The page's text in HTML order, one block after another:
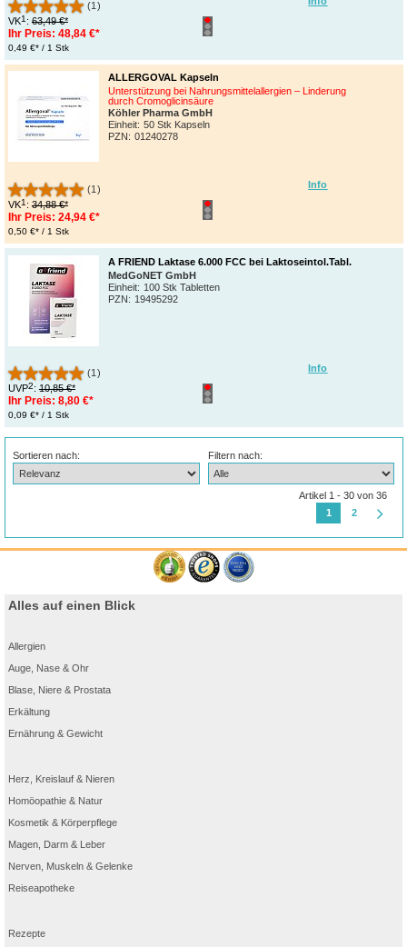
(1)
VK1: 63,49 €*
Ihr Preis: 48,84 €*
0,49 €* / 1 Stk
Info
ALLERGOVAL Kapseln
Unterstützung bei Nahrungsmittelallergien – Linderung
durch Cromoglicinsäure
Köhler Pharma GmbH
Einheit: 50 Stk Kapseln
PZN: 01240278
(1)
VK1: 34,88 €*
Ihr Preis: 24,94 €*
0,50 €* / 1 Stk
Info
A FRIEND Laktase 6.000 FCC bei Laktoseintol.Tabl.
MedGoNET GmbH
Einheit: 100 Stk Tabletten
PZN: 19495292
(1)
UVP2: 10,85 €*
Ihr Preis: 8,80 €*
0,09 €* / 1 Stk
Sortieren nach: Filtern nach:
Artikel 1 - 30 von 36
1
2
Alles auf einen Blick
Allergien
Auge, Nase & Ohr
Blase, Niere & Prostata
Erkältung
Ernährung & Gewicht
Herz, Kreislauf & Nieren
Homöopathie & Natur
Kosmetik & Körperpflege
Magen, Darm & Leber
Nerven, Muskeln & Gelenke
Reiseapotheke
Rezepte